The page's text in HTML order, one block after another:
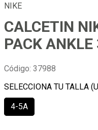
NIKE
CALCETIN
PACK
Código: 37988
4-5A